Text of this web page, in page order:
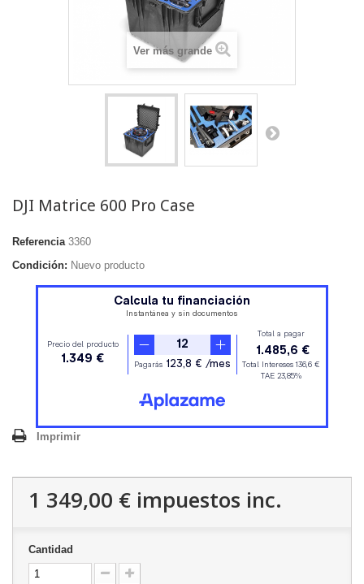
Ver más grande
DJI Matrice 600 Pro Case
Referencia 3360
Condición: Nuevo producto
Imprimir
1 349,00 € impuestos inc.
Cantidad